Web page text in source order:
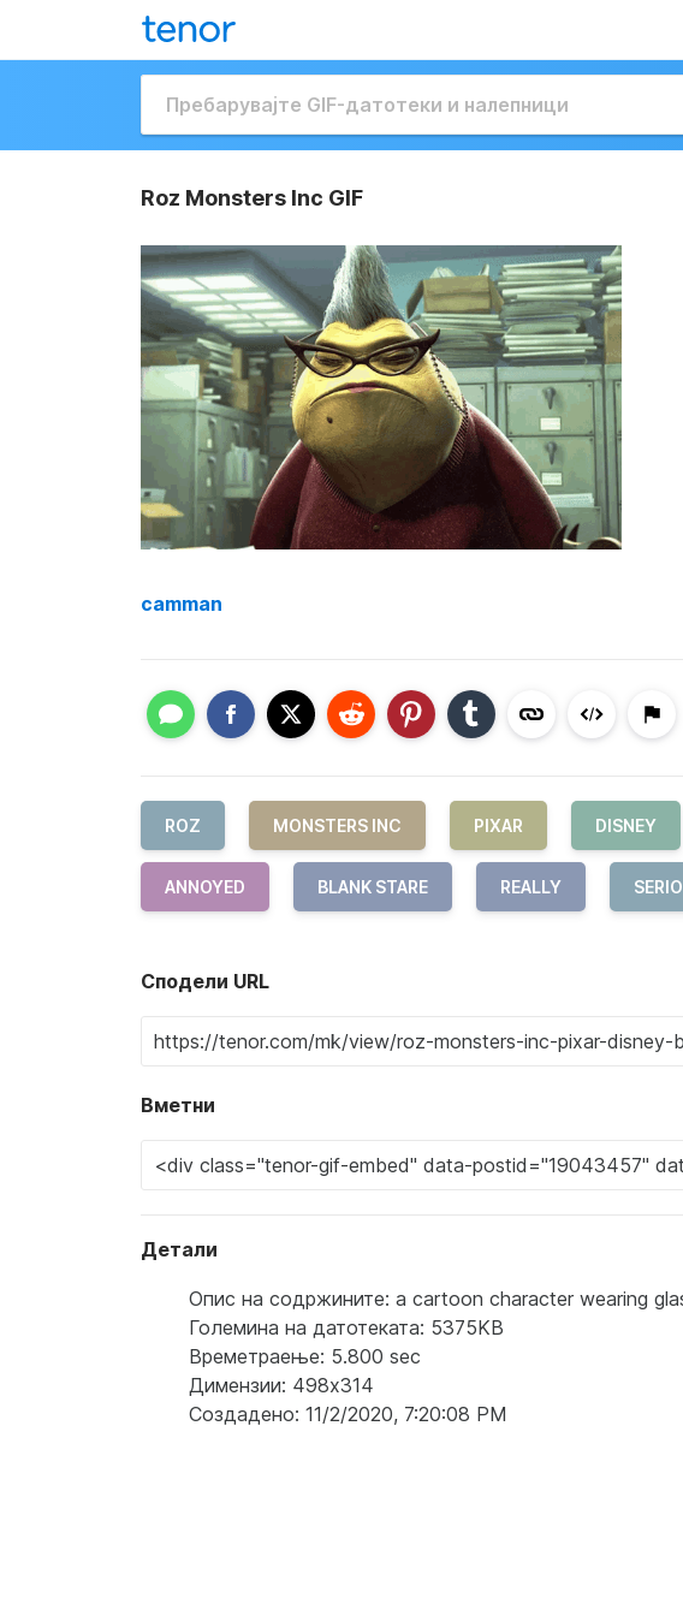
Roz Monsters Inc GIF
camman
ROZ MONSTERS INC PIXAR DISNEY
ANNOYED BLANK STARE REALLY
Сподели URL
Вметни
Детали
Опис на содржините: a cartoon character wearing
Големина на датотеката: 5375KB
Времетраење: 5.800 sec
Димензии: 498x314
Создадено: 11/2/2020, 7:20:08 PM